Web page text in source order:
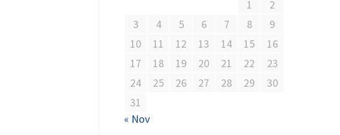
1
2
3
4 5 6 7 8
9
10
11 12 13 14 15
16
17
18 19 20 21 22
23
24
25 26 27 28 29
30
31
« Nov